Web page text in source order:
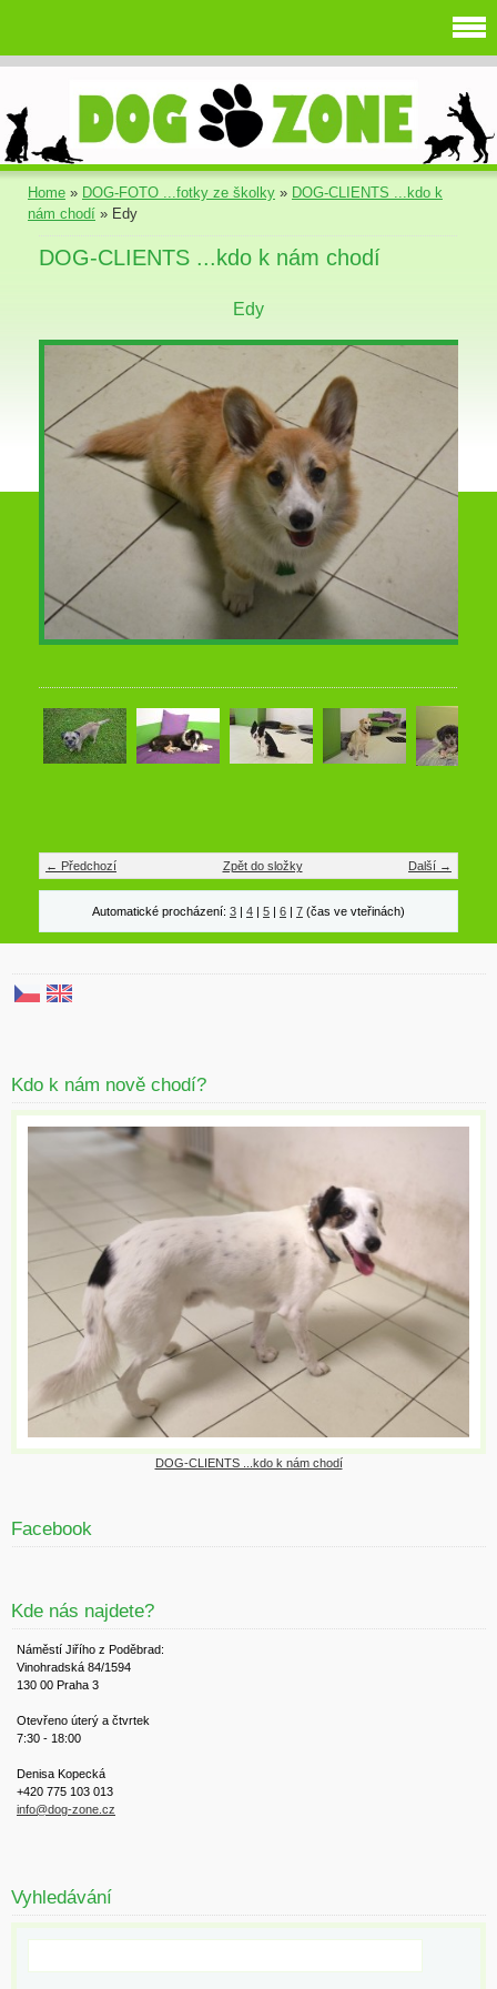
Home » DOG-FOTO ...fotky ze školky » DOG-CLIENTS ...kdo k
nám chodí » Edy
DOG-CLIENTS ...kdo k nám chodí
Edy
← Předchozí Další →
Zpět do složky
Automatické procházení: 3 4 5 6 7 (čas ve vteřinách)
Kdo k nám nově chodí?
DOG-CLIENTS ...kdo k nám chodí
Facebook
Kde nás najdete?
Náměstí Jiřího z Poděbrad:
Vinohradská 84/1594
130 00 Praha 3
Otevřeno úterý a čtvrtek
7:30 - 18:00
Denisa Kopecká
+420 775 103 013
info@dog-zone.cz
Vyhledávání